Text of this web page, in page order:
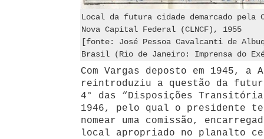
Local da futura cidade demarcado pela
Nova Capital Federal (CLNCF), 1955
[fonte: José Pessoa Cavalcanti de
Brasil (Rio de Janeiro: Imprensa do
Com Vargas deposto em 1945, a
reintroduziu a questão da
4° das “Disposições
1946, pelo qual o presidente
nomear uma comissão,
local apropriado no planalto